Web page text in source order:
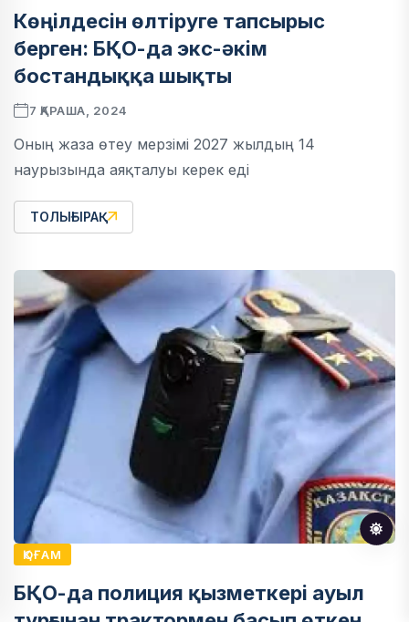
Көңілдесін өлтіруге тапсырыс
берген: БҚО-да экс-әкім
бостандыққа шықты
7 ҚАРАША, 2024
Оның жаза өтеу мерзімі 2027 жылдың 14
наурызында аяқталуы керек еді
ТОЛЫҒЫРАҚ
ҚОҒАМ
БҚО-да полиция қызметкері ауыл